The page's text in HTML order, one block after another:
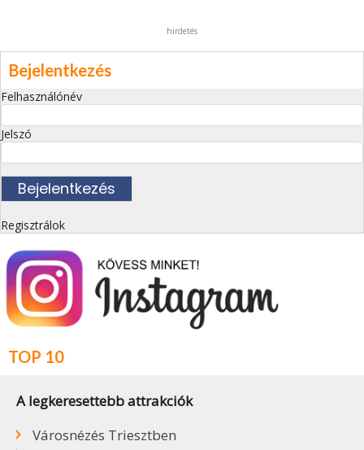
hirdetés
Bejelentkezés
Felhasználónév
Jelszó
Regisztrálok
TOP 10
A legkeresettebb attrakciók
Városnézés Triesztben